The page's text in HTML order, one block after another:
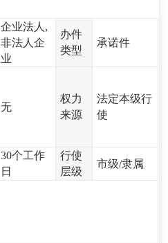
企业法人,
非法人企
业
办件
类型
承诺件
无
权力
来源
法定本级行
使
30个工作
日
行使
层级
市级/隶属